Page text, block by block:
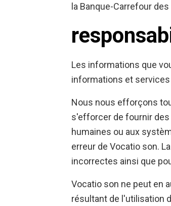
la Banque-Carrefour
Les informations que
informations et
Nous nous efforçons
s'efforcer de fournir
humaines ou aux
erreur de Vocatio son.
incorrectes ainsi que
Vocatio son ne peut en
résultant de l'utilisation